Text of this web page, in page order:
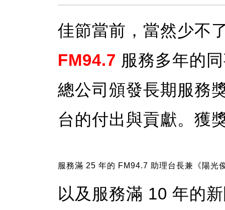
佳節當前，當然少不
FM94.7 服務多年的
總公司頒發長期服務
台的付出與貢獻。獲
服務滿 25 年的 FM94.7 助理台長兼《陽光
以及服務滿 10 年的